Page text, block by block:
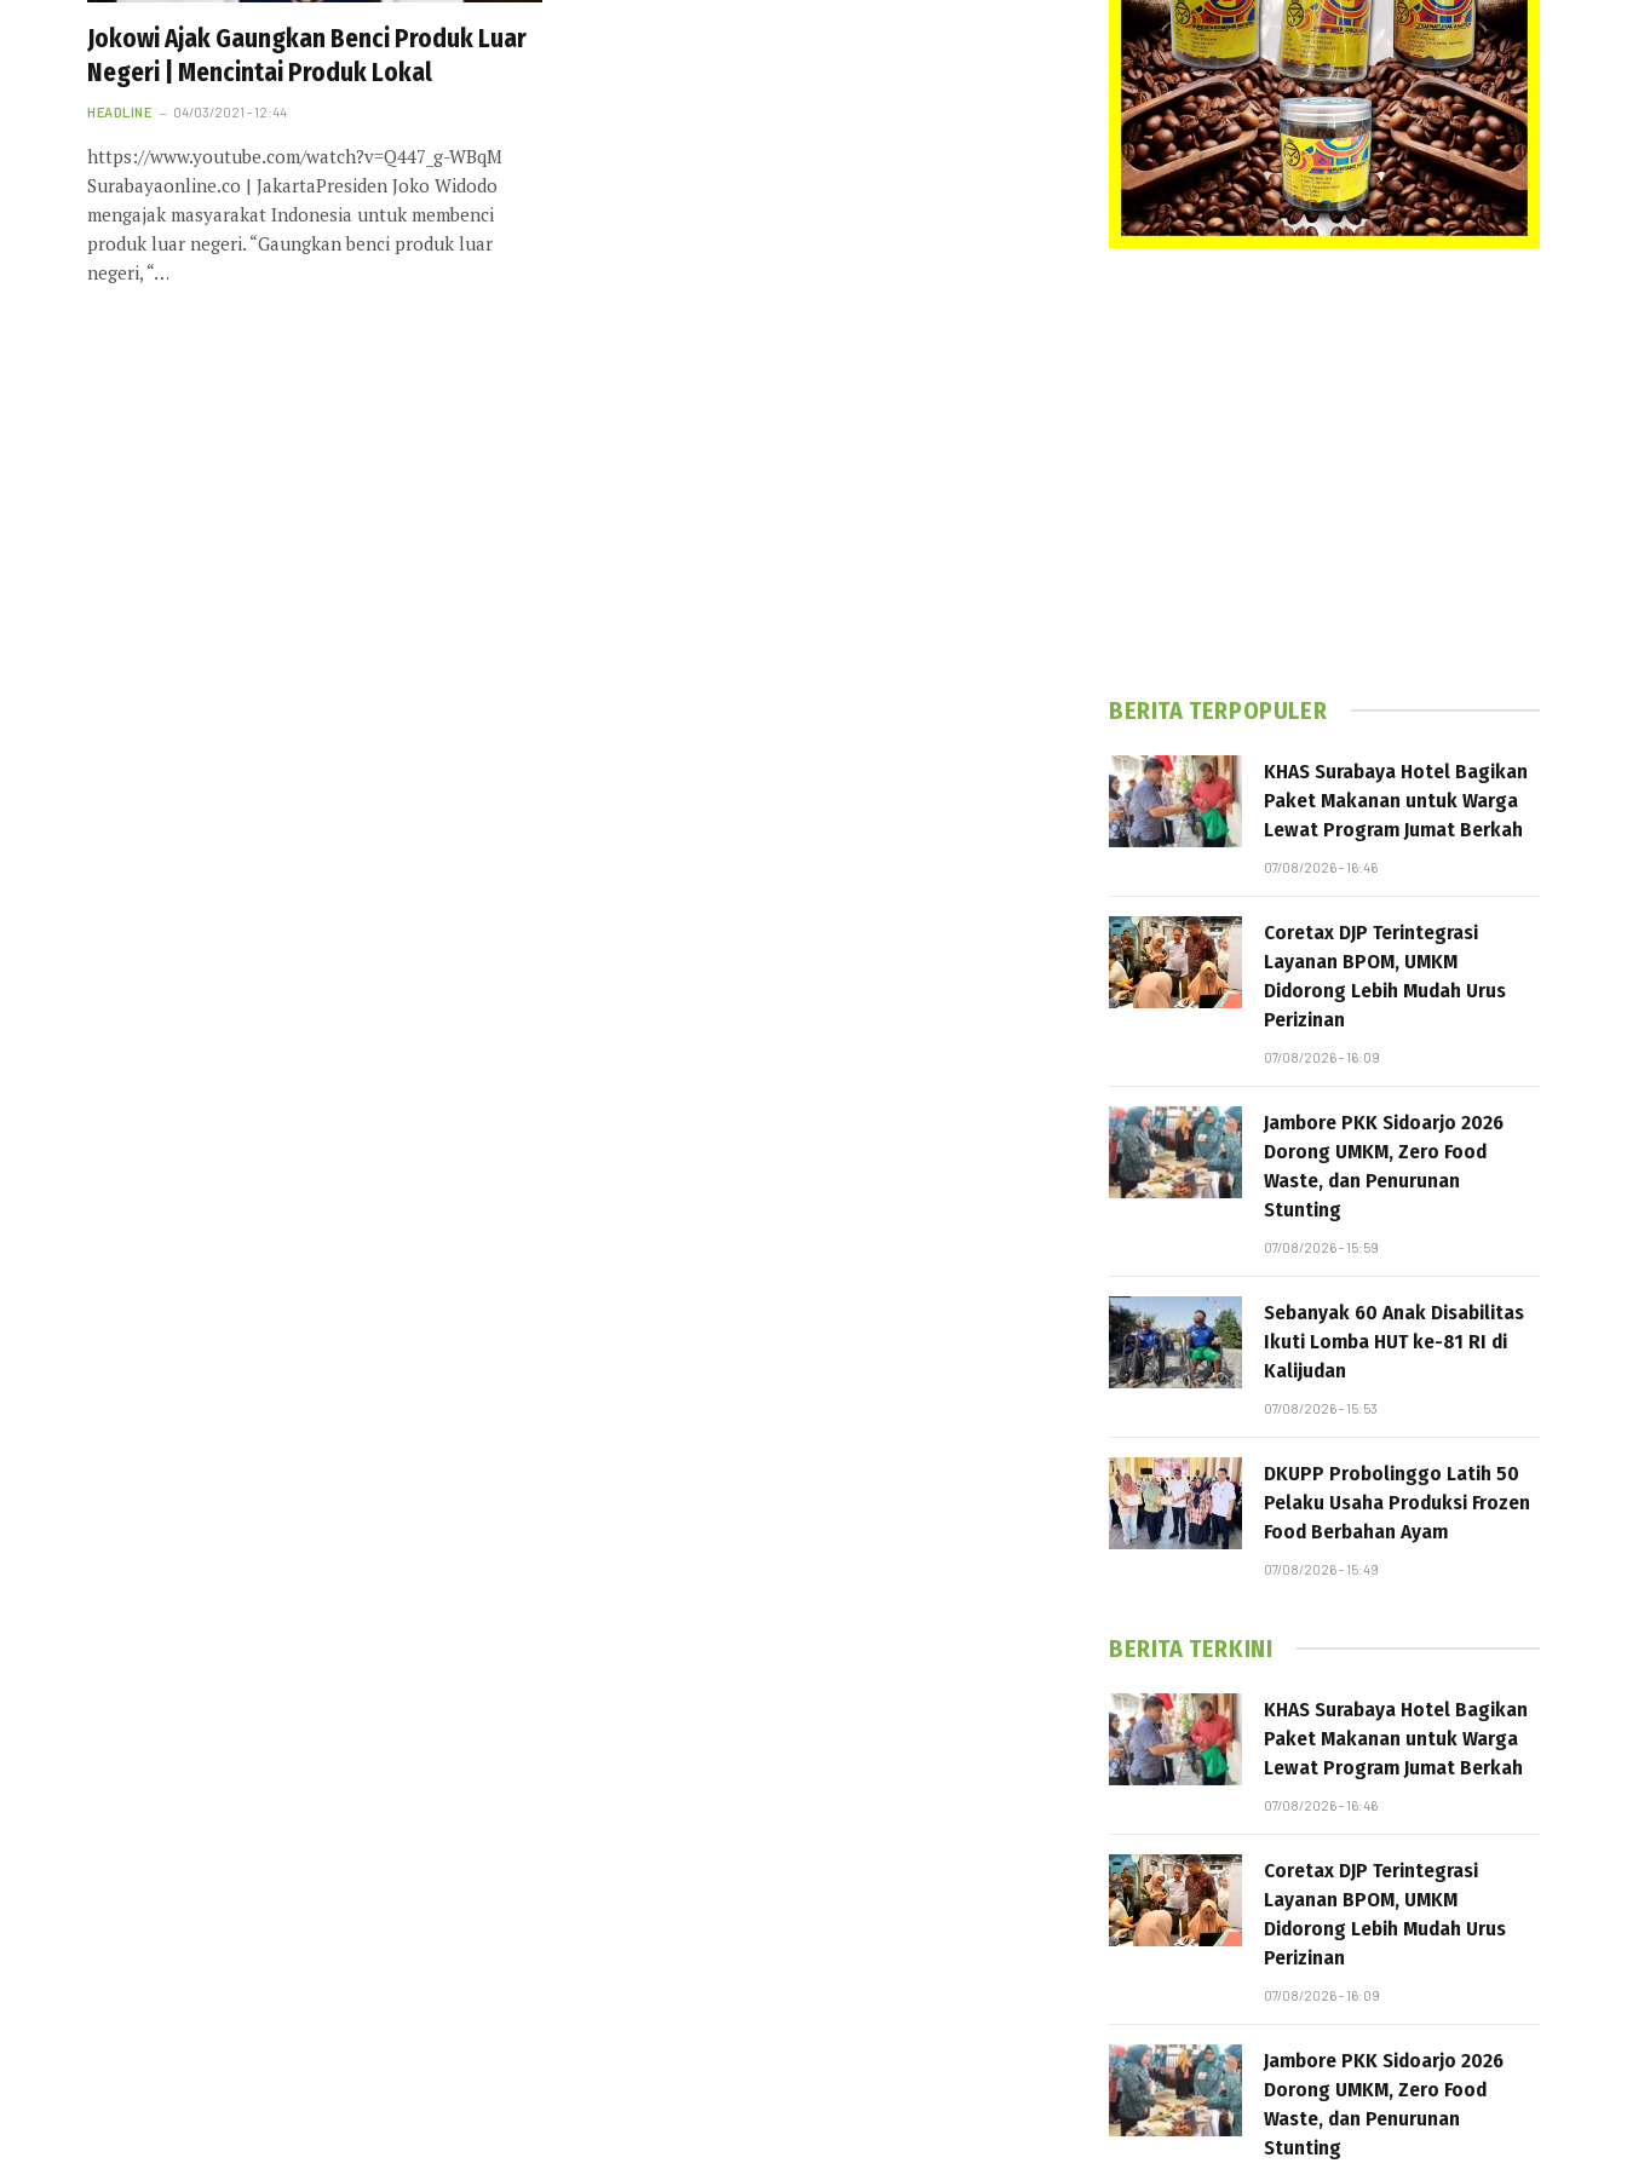
Jokowi Ajak Gaungkan Benci Produk Luar
Negeri | Mencintai Produk Lokal
HEADLINE 04/03/2021 - 12:44
https://www.youtube.com/watch?v=Q447_g-WBqM
Surabayaonline.co | JakartaPresiden Joko Widodo
mengajak masyarakat Indonesia untuk membenci
produk luar negeri. “Gaungkan benci produk luar
negeri, “…
BERITA TERPOPULER
KHAS Surabaya Hotel Bagikan
Paket Makanan untuk Warga
Lewat Program Jumat Berkah
07/08/2026 - 16:46
Coretax DJP Terintegrasi
Layanan BPOM, UMKM
Didorong Lebih Mudah Urus
Perizinan
07/08/2026 - 16:09
Jambore PKK Sidoarjo 2026
Dorong UMKM, Zero Food
Waste, dan Penurunan
Stunting
07/08/2026 - 15:59
Sebanyak 60 Anak Disabilitas
Ikuti Lomba HUT ke-81 RI di
Kalijudan
07/08/2026 - 15:53
DKUPP Probolinggo Latih 50
Pelaku Usaha Produksi Frozen
Food Berbahan Ayam
07/08/2026 - 15:49
BERITA TERKINI
KHAS Surabaya Hotel Bagikan
Paket Makanan untuk Warga
Lewat Program Jumat Berkah
07/08/2026 - 16:46
Coretax DJP Terintegrasi
Layanan BPOM, UMKM
Didorong Lebih Mudah Urus
Perizinan
07/08/2026 - 16:09
Jambore PKK Sidoarjo 2026
Dorong UMKM, Zero Food
Waste, dan Penurunan
Stunting